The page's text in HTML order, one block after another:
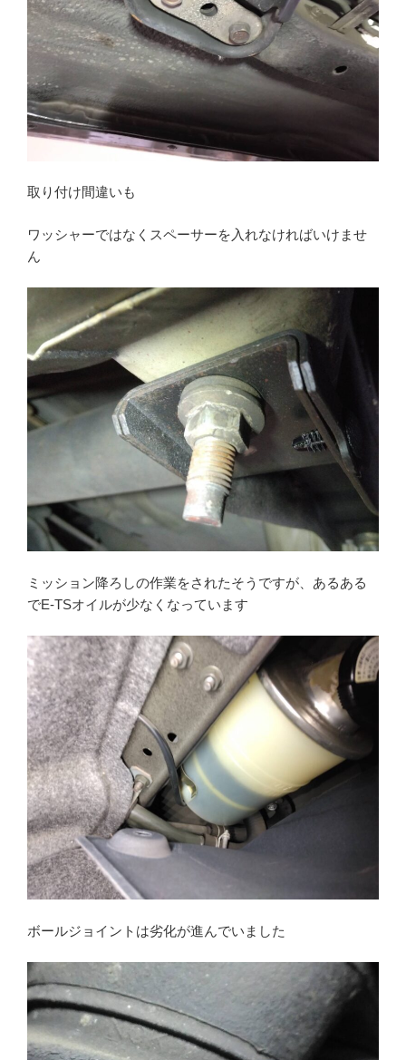
取り付け間違いも
ワッシャーではなくスペーサーを入れなければいけませ
ん
ミッション降ろしの作業をされたそうですが、あるある
でE-TSオイルが少なくなっています
ボールジョイントは劣化が進んでいました